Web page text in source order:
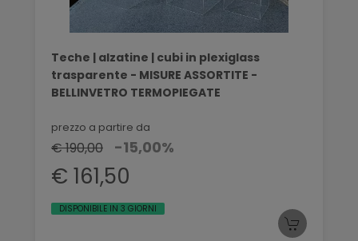
Teche | alzatine | cubi in plexiglass
trasparente - MISURE ASSORTITE -
BELLINVETRO TERMOPIEGATE
prezzo a partire da
€ 190,00 -15,00%
€ 161,50
DISPONIBILE IN 3 GIORNI